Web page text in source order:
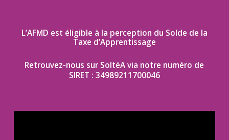
L’AFMD est éligible à la perception du Solde de la
Taxe d’Apprentissage
Retrouvez-nous sur SoltéA via notre numéro de
SIRET : 34989211700046